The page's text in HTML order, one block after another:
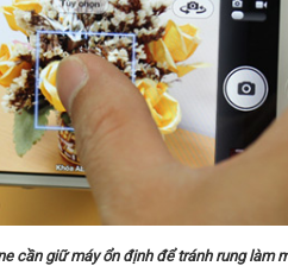
cần giữ máy ổn định để tránh rung làm